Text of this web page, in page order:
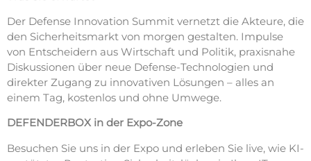
Der Defense Innovation Summit vernetzt die Akteure, die
den Sicherheitsmarkt von morgen gestalten. Impulse
von Entscheidern aus Wirtschaft und Politik, praxisnahe
Diskussionen über neue Defense-Technologien und
direkter Zugang zu innovativen Lösungen – alles an
einem Tag, kostenlos und ohne Umwege.
DEFENDERBOX in der Expo-Zone
Besuchen Sie uns in der Expo und erleben Sie live, wie KI-